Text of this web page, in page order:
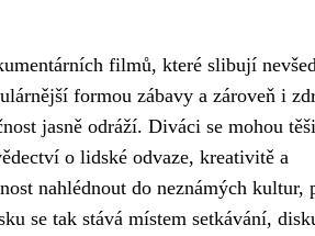
filmů, které slibují
formou zábavy a zároveň i
jasně odráží. Diváci se mohou
o lidské odvaze, kreativitě a
nahlédnout do neznámých kultur,
se tak stává místem setkávání,